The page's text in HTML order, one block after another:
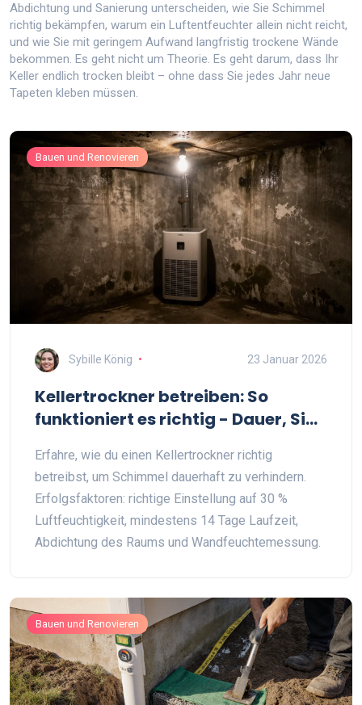
Abdichtung und Sanierung unterscheiden, wie Sie Schimmel
richtig bekämpfen, warum ein Luftentfeuchter allein nicht reicht,
und wie Sie mit geringem Aufwand langfristig trockene Wände
bekommen. Es geht nicht um Theorie. Es geht darum, dass Ihr
Keller endlich trocken bleibt – ohne dass Sie jedes Jahr neue
Tapeten kleben müssen.
Bauen und Renovieren
Sybille König 23 Januar 2026
Kellertrockner betreiben: So
funktioniert es richtig - Dauer, Sinn
Erfahre, wie du einen Kellertrockner richtig
betreibst, um Schimmel dauerhaft zu verhindern.
Erfolgsfaktoren: richtige Einstellung auf 30 %
Luftfeuchtigkeit, mindestens 14 Tage Laufzeit,
Abdichtung des Raums und Wandfeuchtemessung.
Bauen und Renovieren